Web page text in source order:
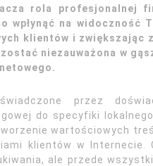
rola profesjonalnej
wpłynąć na widoczność
klientów i zwiększając
niezauważona w
przez
do specyfiki
wartościowych
klientów w
ale przede